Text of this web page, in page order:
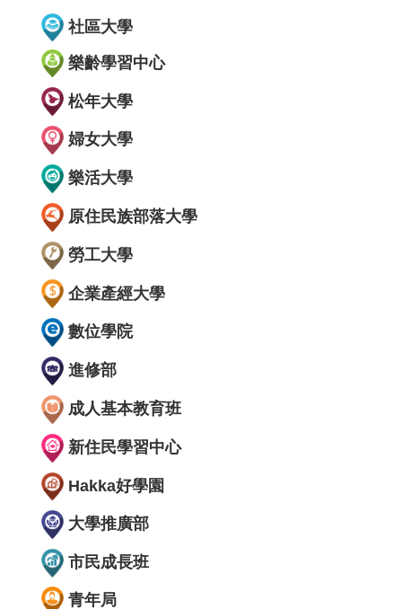
社區大學
樂齡學習中心
松年大學
婦女大學
樂活大學
原住民族部落大學
勞工大學
企業產經大學
數位學院
進修部
成人基本教育班
新住民學習中心
Hakka好學園
大學推廣部
市民成長班
青年局